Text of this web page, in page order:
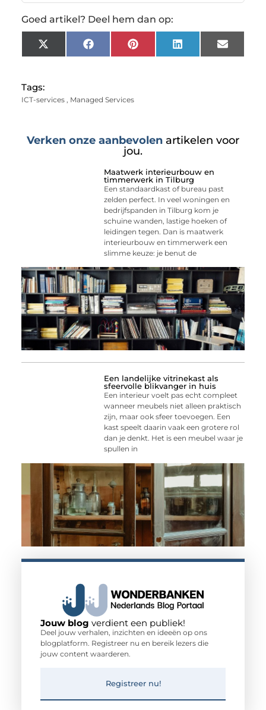
Goed artikel? Deel hem dan op:
X
(Twitter)
FacebookPinterest LinkedIn Email
Tags:
ICT-services, Managed Services
Verken onze aanbevolen artikelen voor
jou.
Maatwerk interieurbouw en
timmerwerk in Tilburg
Een standaardkast of bureau past
zelden perfect. In veel woningen en
bedrijfspanden in Tilburg kom je
schuine wanden, lastige hoeken of
leidingen tegen. Dan is maatwerk
interieurbouw en timmerwerk een
slimme keuze: je benut de
Een landelijke vitrinekast als
sfeervolle blikvanger in huis
Een interieur voelt pas echt compleet
wanneer meubels niet alleen praktisch
zijn, maar ook sfeer toevoegen. Een
kast speelt daarin vaak een grotere rol
dan je denkt. Het is een meubel waar je
spullen in
Jouw blog verdient een publiek!
Deel jouw verhalen, inzichten en ideeën op ons
blogplatform. Registreer nu en bereik lezers die
jouw content waarderen.
Registreer nu!